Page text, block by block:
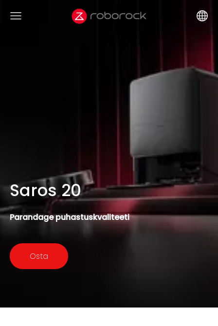
Saros 20
Parandage puhastuskvaliteeti
​Osta​